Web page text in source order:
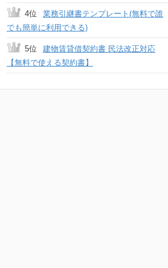
4位
業務引継書テンプレート(無料で誰
でも簡単に利用できる)
5位
建物賃貸借契約書 民法改正対応
【無料で使える契約書】